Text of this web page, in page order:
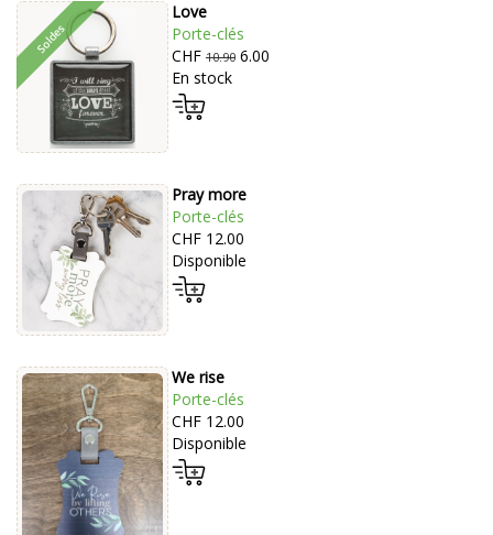
Love
Porte-clés
CHF 10.906.00
En stock
Pray more
Porte-clés
CHF 12.00
Disponible
We rise
Porte-clés
CHF 12.00
Disponible